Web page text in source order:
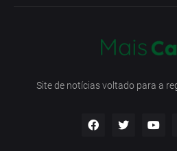
Site de notícias voltado para a